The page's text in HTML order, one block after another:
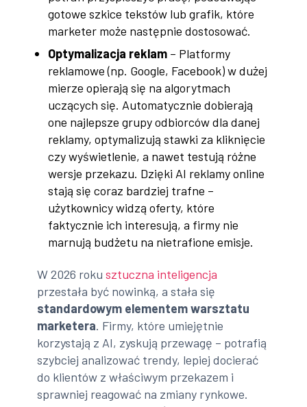
gotowe szkice tekstów lub grafik, które
marketer może następnie dostosować.
Optymalizacja reklam – Platformy
reklamowe (np. Google, Facebook) w dużej
mierze opierają się na algorytmach
uczących się. Automatycznie dobierają
one najlepsze grupy odbiorców dla danej
reklamy, optymalizują stawki za kliknięcie
czy wyświetlenie, a nawet testują różne
wersje przekazu. Dzięki AI reklamy online
stają się coraz bardziej trafne –
użytkownicy widzą oferty, które
faktycznie ich interesują, a firmy nie
marnują budżetu na nietrafione emisje.
W 2026 rokusztuczna inteligencja
przestała być nowinką, a stała się
standardowym elementem warsztatu
marketera. Firmy, które umiejętnie
korzystają z AI, zyskują przewagę – potrafią
szybciej analizować trendy, lepiej docierać
do klientów z właściwym przekazem i
sprawniej reagować na zmiany rynkowe.